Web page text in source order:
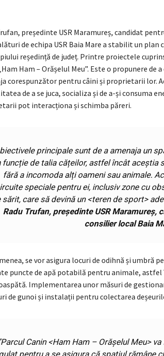
președinte USR Maramureș, candidat
de echipa USR Baia Mare a stabilit un
reședință de județ. Printre proiectele
Ham – Orășelul Meu”. Este o propunere de
corespunzător pentru câini și proprietarii lor.
de a se juca, socializa și de a-și consuma
pot interacționa și schimba păreri.
principale sunt de a amenaja un
funcție de talia cățeilor, astfel încât aceștia
fără a incomoda alți oameni sau animale.
speciale pentru ei, inclusiv zone cu
sărit, care să devină un <teren de sport>
Radu Trufan, președinte USR Maramureș,
consilier local Baia
se vor asigura locuri de odihnă și umbră
puncte de apă potabilă pentru animale, astfel
Implementarea unor măsuri de
de gunoi și instalații pentru colectarea
Parcul Canin <Ham Ham – Orășelul Meu>
pentru a se asigura că spațiul rămâne